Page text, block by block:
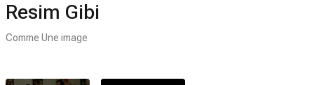
Resim Gibi
Comme Une image